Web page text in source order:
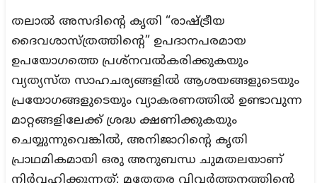
തലാൽ അസദിന്റെ കൃതി “രാഷ്ട്രീയ
ദൈവശാസ്ത്രത്തിന്റെ” ഉപദാനപരമായ
ഉപയോഗത്തെ പ്രശ്നവൽകരിക്കുകയും
വ്യത്യസ്ത സാഹചര്യങ്ങളിൽ ആശയങ്ങളുടെയും
പ്രയോഗങ്ങളുടെയും വ്യാകരണത്തിൽ ഉണ്ടാവുന്ന
മാറ്റങ്ങളിലേക്ക് ശ്രദ്ധ ക്ഷണിക്കുകയും
ചെയ്യുന്നുവെങ്കിൽ, അനിജാറിന്റെ കൃതി
പ്രാഥമികമായി ഒരു അനുബന്ധ ചുമതലയാണ്